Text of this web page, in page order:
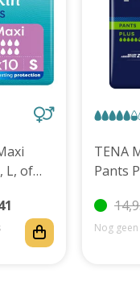
L, of
TENA
Nog